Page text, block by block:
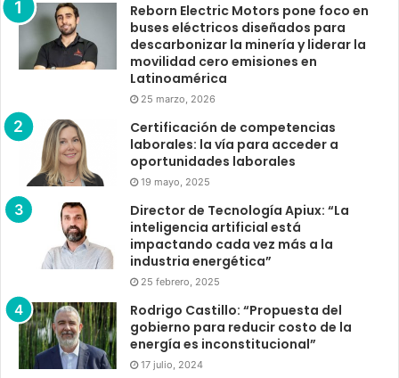
Reborn Electric Motors pone foco en
buses eléctricos diseñados para
descarbonizar la minería y liderar la
movilidad cero emisiones en
Latinoamérica
25 marzo, 2026
Certificación de competencias
laborales: la vía para acceder a
oportunidades laborales
19 mayo, 2025
Director de Tecnología Apiux: “La
inteligencia artificial está
impactando cada vez más a la
industria energética”
25 febrero, 2025
Rodrigo Castillo: “Propuesta del
gobierno para reducir costo de la
energía es inconstitucional”
17 julio, 2024